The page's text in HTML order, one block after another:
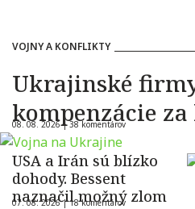
VOJNY A KONFLIKTY
Ukrajinské
kompenzácie
08. 08. 2026 |38 komentárov
USA a Irán sú blízko
dohody. Bessent
naznačil možný zlom
07. 08. 2026 |18 komentárov